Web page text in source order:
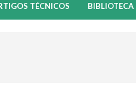
TÉCNICOS BIBLIOTECA